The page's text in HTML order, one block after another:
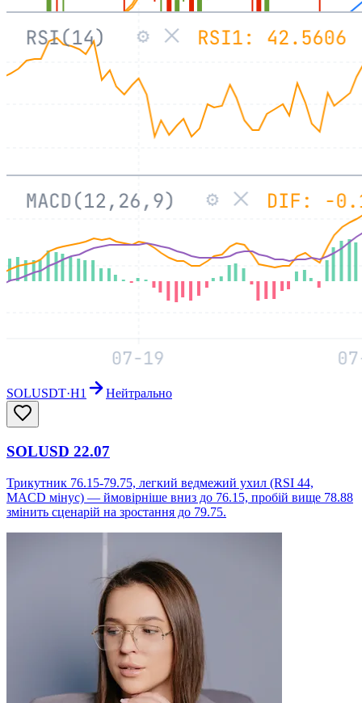
SOLUSDT·H1 Нейтрально
SOLUSD 22.07
Трикутник 76.15-79.75, легкий ведмежий ухил (RSI 44,
MACD мінус) — ймовірніше вниз до 76.15, пробій вище 78.88
змінить сценарій на зростання до 79.75.